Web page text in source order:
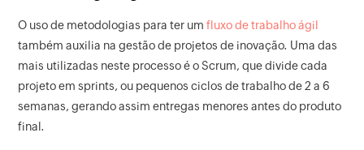
O uso de metodologias para ter umfluxo de trabalho ágil
também auxilia na gestão de projetos de inovação. Uma das
mais utilizadas neste processo é o Scrum, que divide cada
projeto em sprints, ou pequenos ciclos de trabalho de 2 a 6
semanas, gerando assim entregas menores antes do produto
final.